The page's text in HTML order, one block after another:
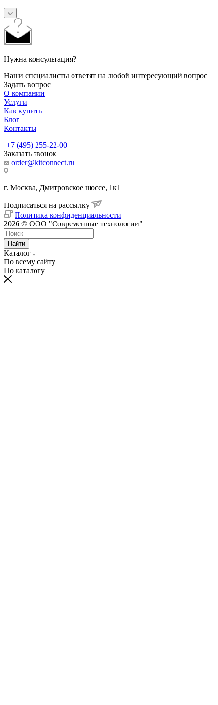
Нужна консультация?
Наши специалисты ответят на любой интересующий вопрос
Задать вопрос
О компании
Услуги
Как купить
Блог
Контакты
+7 (495) 255-22-00
Заказать звонок
order@kitconnect.ru
г. Москва, Дмитровское шоссе, 1к1
Подписаться на рассылку
Политика конфиденциальности
2026 © ООО "Современные технологии"
Найти
Каталог
По всему сайту
По каталогу